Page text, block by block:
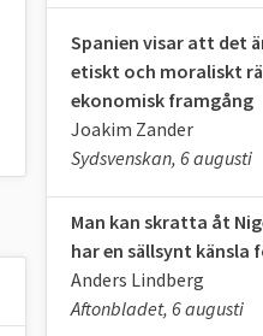
Spanien visar att det
etiskt och moraliskt
ekonomisk framgång
Joakim Zander
Sydsvenskan, 6 augusti
Man kan skratta åt
har en sällsynt
Anders Lindberg
Aftonbladet, 6 augusti